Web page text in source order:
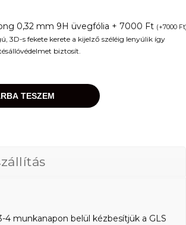
0,32 mm 9H üvegfólia + 7000 Ft (+7000 Ft
3D-s fekete kerete a kijelző széléig lenyúlik így
biztosít.
TESZEM
4 munkanapon belül kézbesítjük a GLS